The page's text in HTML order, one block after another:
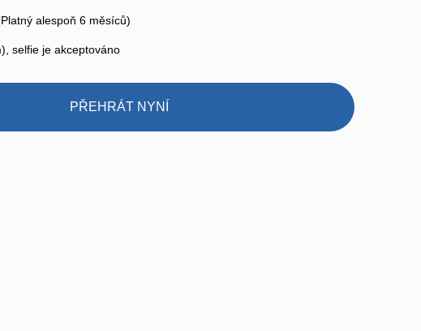
alespoň 6 měsíců)
selfie je akceptováno
PŘEHRÁT NYNÍ